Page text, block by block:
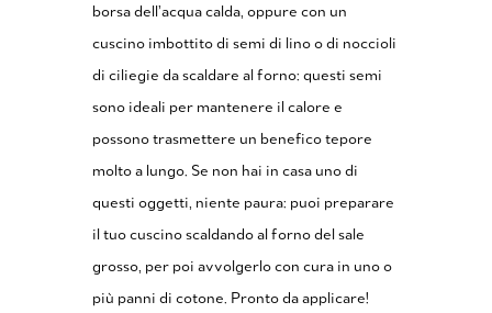
borsa dell’acqua calda, oppure con un
cuscino imbottito di semi di lino o di noccioli
di ciliegie da scaldare al forno: questi semi
sono ideali per mantenere il calore e
possono trasmettere un benefico tepore
molto a lungo. Se non hai in casa uno di
questi oggetti, niente paura: puoi preparare
il tuo cuscino scaldando al forno del sale
grosso, per poi avvolgerlo con cura in uno o
più panni di cotone. Pronto da applicare!